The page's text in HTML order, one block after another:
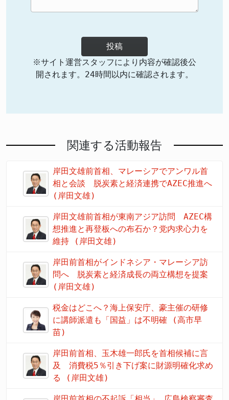
投稿
※サイト運営スタッフにより内容が確認後公
開されます。24時間以内に確認されます。
関連する活動報告
岸田文雄前首相、マレーシアでアンワル首
相と会談 脱炭素と経済連携でAZEC推進へ
(岸田文雄)
岸田文雄前首相が東南アジア訪問 AZEC構
想推進と再登板への布石か？党内求心力を
維持 (岸田文雄)
岸田前首相がインドネシア・マレーシア訪
問へ 脱炭素と経済成長の両立構想を提案
(岸田文雄)
税金はどこへ？海上保安庁、豪主催の研修
に講師派遣も「国益」は不明確 (高市早
苗)
岸田前首相、玉木雄一郎氏を首相候補に言
及 消費税5％引き下げ案に財源明確化求め
る (岸田文雄)